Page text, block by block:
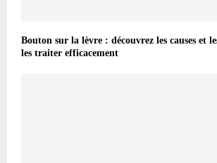
Bouton sur la lèvre : découvrez les causes et
les traiter efficacement